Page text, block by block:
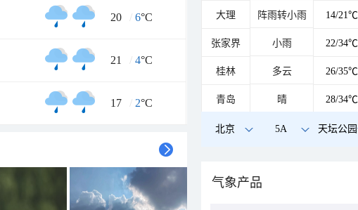
20 / 6°C
21 / 4°C
17 / 2°C
大理 阵雨转小雨 14/21℃
张家界 小雨 22/34℃
桂林 多云 26/35℃
青岛 晴 28/34℃
北京 5A 天坛公园
气象产品